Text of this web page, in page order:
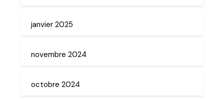
janvier 2025
novembre 2024
octobre 2024